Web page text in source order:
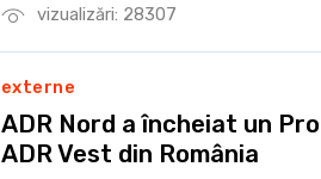
vizualizări: 28307
externe
ADR Nord a încheiat un
ADR Vest din România